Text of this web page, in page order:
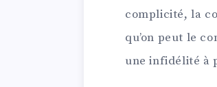
complicité, la
qu’on peut le
une infidélité à